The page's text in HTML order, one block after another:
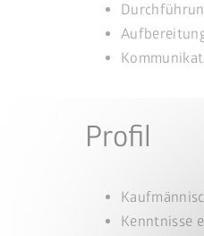
Profil
Kenntnisse